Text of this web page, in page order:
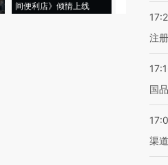
间便利店》倾情上线
注
国
渠